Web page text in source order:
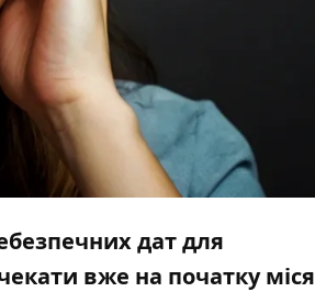
дат для
вже на початку